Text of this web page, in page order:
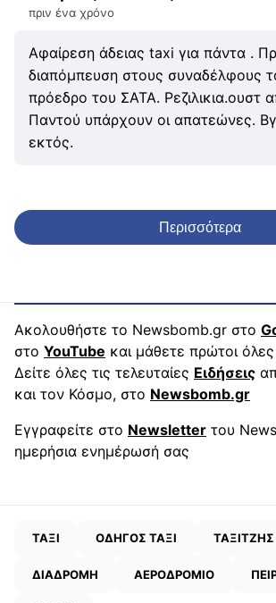
πριν ένα χρόνο
Αφαίρεση άδειας taxi για πάντα .
διαπόμπευση στους συναδέλφους
πρόεδρο του ΣΑΤΑ. Ρεζιλικια.ουστ
Παντού υπάρχουν οι απατεώνες.
εκτός.
Περισσότερα
Ακολουθήστε το Newsbomb.gr στο
στο YouTube και μάθετε πρώτοι όλες
Δείτε όλες τις τελευταίες Ειδήσεις
και τον Κόσμο, στο Newsbomb.gr
Εγγραφείτε στο Newsletter του
ημερήσια ενημέρωσή σας
ΤΑΞΙ ΟΔΗΓΟΣ ΤΑΞΙ ΤΑΞΙΤΖΗΣ
ΔΙΑΔΡΟΜΗ ΑΕΡΟΔΡΟΜΙΟ